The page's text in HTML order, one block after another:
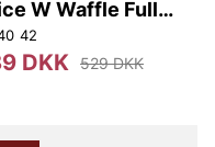
W Waffle Full
Midlayer
42
DKK 529 DKK